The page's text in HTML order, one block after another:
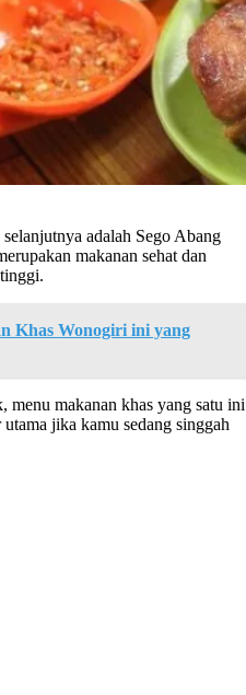
adalah Sego Abang
makanan sehat dan
Khas Wonogiri ini yang
menu makanan khas yang satu ini
jika kamu sedang singgah